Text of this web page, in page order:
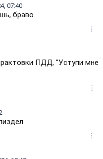
07:40
браво.
ПДД, "Уступи мне